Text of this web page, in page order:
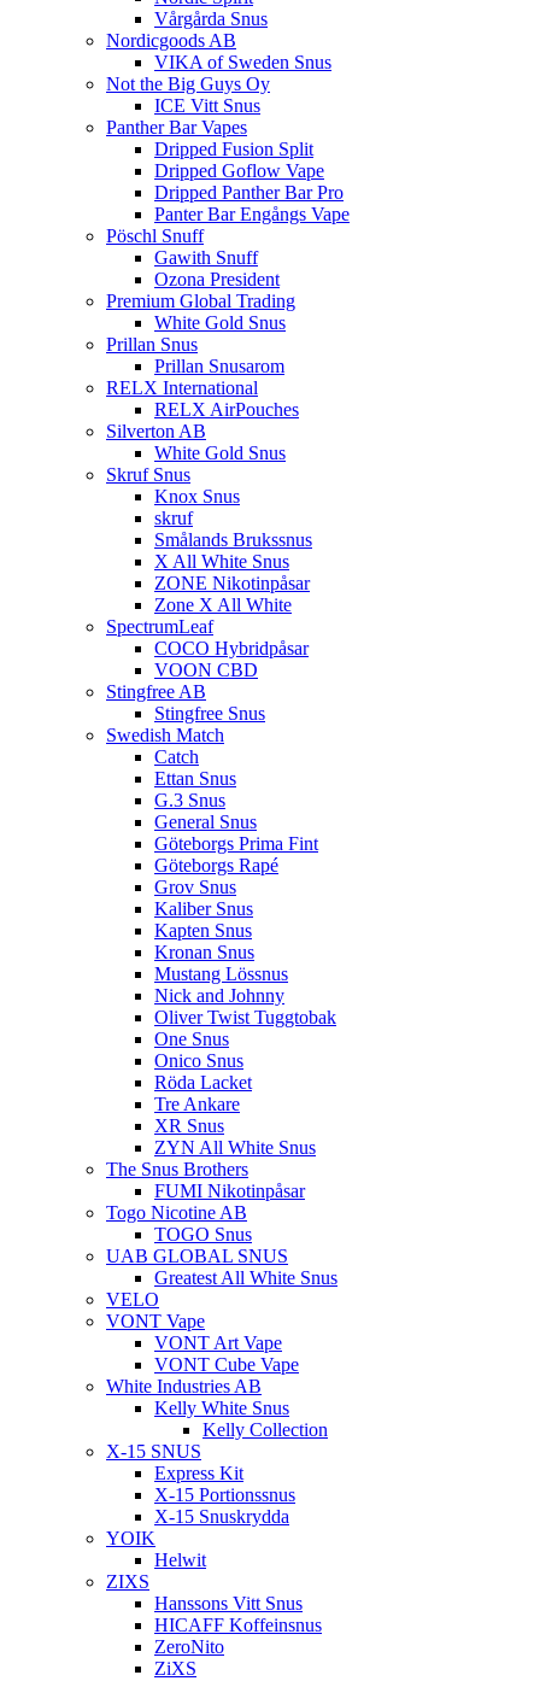
Vårgårda Snus
Nordicgoods AB
VIKA of Sweden Snus
Not the Big Guys Oy
ICE Vitt Snus
Panther Bar Vapes
Dripped Fusion Split
Dripped Goflow Vape
Dripped Panther Bar Pro
Panter Bar Engångs Vape
Pöschl Snuff
Gawith Snuff
Ozona President
Premium Global Trading
White Gold Snus
Prillan Snus
Prillan Snusarom
RELX International
RELX AirPouches
Silverton AB
White Gold Snus
Skruf Snus
Knox Snus
skruf
Smålands Brukssnus
X All White Snus
ZONE Nikotinpåsar
Zone X All White
SpectrumLeaf
COCO Hybridpåsar
VOON CBD
Stingfree AB
Stingfree Snus
Swedish Match
Catch
Ettan Snus
G.3 Snus
General Snus
Göteborgs Prima Fint
Göteborgs Rapé
Grov Snus
Kaliber Snus
Kapten Snus
Kronan Snus
Mustang Lössnus
Nick and Johnny
Oliver Twist Tuggtobak
One Snus
Onico Snus
Röda Lacket
Tre Ankare
XR Snus
ZYN All White Snus
The Snus Brothers
FUMI Nikotinpåsar
Togo Nicotine AB
TOGO Snus
UAB GLOBAL SNUS
Greatest All White Snus
VELO
VONT Vape
VONT Art Vape
VONT Cube Vape
White Industries AB
Kelly White Snus
Kelly Collection
X-15 SNUS
Express Kit
X-15 Portionssnus
X-15 Snuskrydda
YOIK
Helwit
ZIXS
Hanssons Vitt Snus
HICAFF Koffeinsnus
ZeroNito
ZiXS